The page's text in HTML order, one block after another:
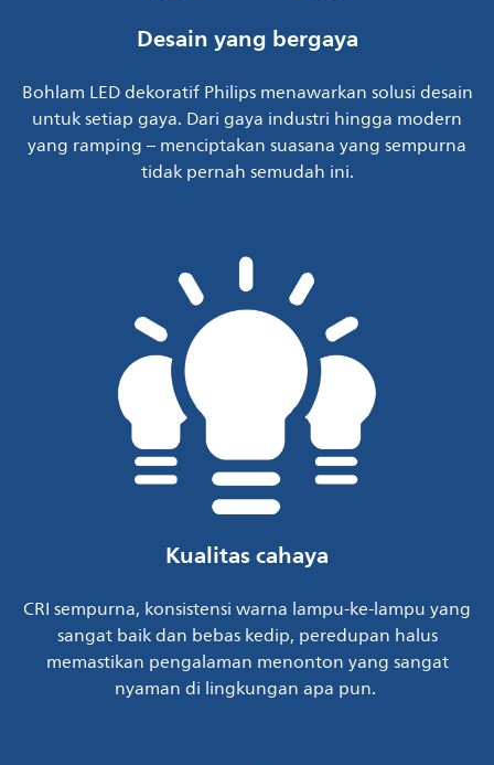
Desain yang bergaya
Bohlam LED dekoratif Philips menawarkan solusi desain
untuk setiap gaya. Dari gaya industri hingga modern
yang ramping – menciptakan suasana yang sempurna
tidak pernah semudah ini.
Kualitas cahaya
CRI sempurna, konsistensi warna lampu-ke-lampu yang
sangat baik dan bebas kedip, peredupan halus
memastikan pengalaman menonton yang sangat
nyaman di lingkungan apa pun.